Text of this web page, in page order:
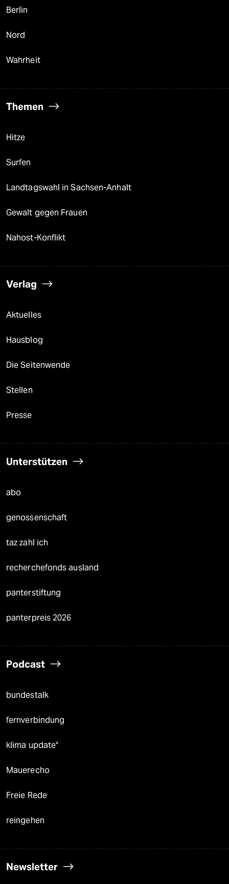
Berlin
Nord
Wahrheit
Themen
Hitze
Surfen
Landtagswahl in Sachsen-Anhalt
Gewalt gegen Frauen
Nahost-Konflikt
Verlag
Aktuelles
Hausblog
Die Seitenwende
Stellen
Presse
Unterstützen
abo
genossenschaft
taz zahl ich
recherchefonds ausland
panterstiftung
panterpreis 2026
Podcast
bundestalk
fernverbindung
klima update°
Mauerecho
Freie Rede
reingehen
Newsletter